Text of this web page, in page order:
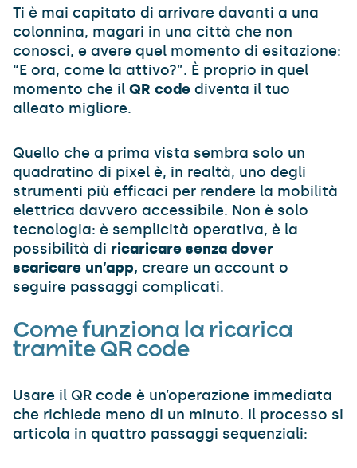
Ti è mai capitato di arrivare davanti a una
colonnina, magari in una città che non
conosci, e avere quel momento di esitazione:
“E ora, come la attivo?”. È proprio in quel
momento che il QR code diventa il tuo
alleato migliore.
Quello che a prima vista sembra solo un
quadratino di pixel è, in realtà, uno degli
strumenti più efficaci per rendere la mobilità
elettrica davvero accessibile. Non è solo
tecnologia: è semplicità operativa, è la
possibilità di ricaricare senza dover
scaricare un’app, creare un account o
seguire passaggi complicati.
Come funziona la ricarica
tramite QR code
Usare il QR code è un’operazione immediata
che richiede meno di un minuto. Il processo si
articola in quattro passaggi sequenziali: